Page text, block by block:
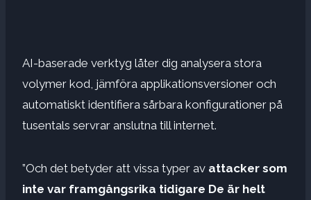
AI-baserade verktyg låter dig analysera stora
volymer kod, jämföra applikationsversioner och
automatiskt identifiera sårbara konfigurationer på
tusentals servrar anslutna till internet.
”Och det betyder att vissa typer av attacker som
inte var framgångsrika tidigare De är helt